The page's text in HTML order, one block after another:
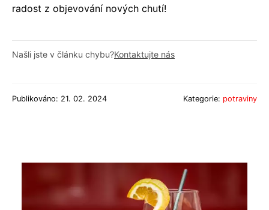
radost z objevování nových chutí!
Našli jste v článku chybu?Kontaktujte nás
Publikováno: 21. 02. 2024 Kategorie: potraviny